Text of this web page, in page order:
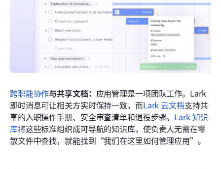
跨职能协作与共享文档： 应用管理是一项团队工作。Lark
即时消息可让相关方实时保持一致，而Lark 云文档支持共
享的入职操作手册、安全审查清单和退役步骤。 Lark 知识
库将这些标准组织成可导航的知识库，使负责人无需在零
散文件中查找，就能找到“我们在这里如何管理应用”。